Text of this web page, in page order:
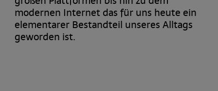
modernen Internet das für uns heute ein
elementarer Bestandteil unseres Alltags
geworden ist.